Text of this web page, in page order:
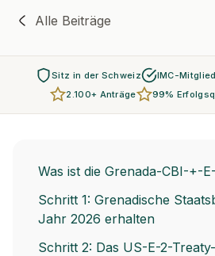
Alle Beiträge
Sitz in der Schweiz IMC-
2.100+ Anträge
99%
Was ist die Grenada-CBI-+-
Schritt 1: Grenadische
Jahr 2026 erhalten
Schritt 2: Das US-E-2-